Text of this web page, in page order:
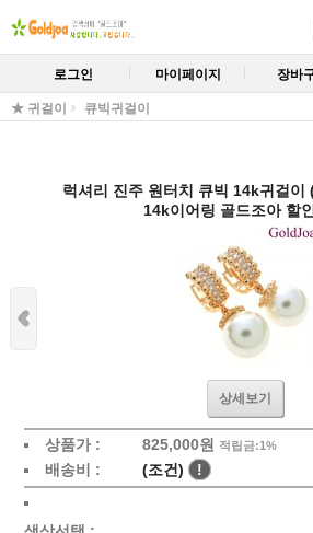
로그인 마이페이지 장바
★ 귀걸이 큐빅귀걸이
럭셔리 진주 원터치 큐빅 14k귀걸
14k이어링 골드조아 할
상세보기
상품가 : 825,000원 적립금:1%
배송비 : (조건) !